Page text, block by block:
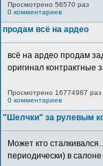
Просмотрено 56570 раз
0 комментариев
продам всё на ардео
всё на ардео продам
оригинал контрактные
Просмотрено 16774987 раз
0 комментариев
"Шелчки" за рулевым
Может кто
периодически) в